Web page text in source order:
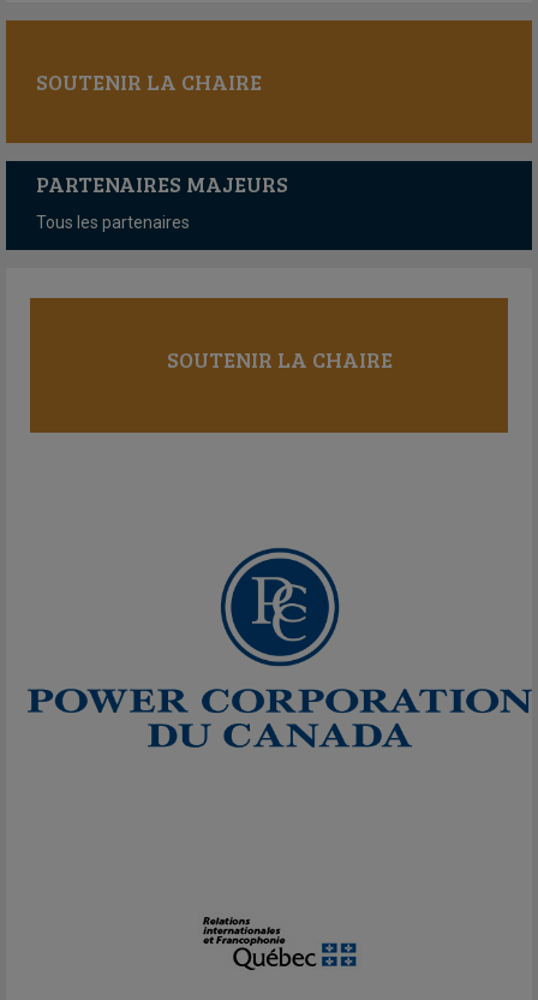
SOUTENIR LA CHAIRE
PARTENAIRES MAJEURS
Tous les partenaires
SOUTENIR LA CHAIRE